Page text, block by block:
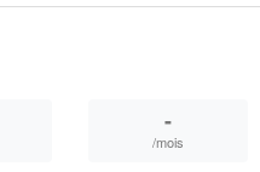
-
/mois